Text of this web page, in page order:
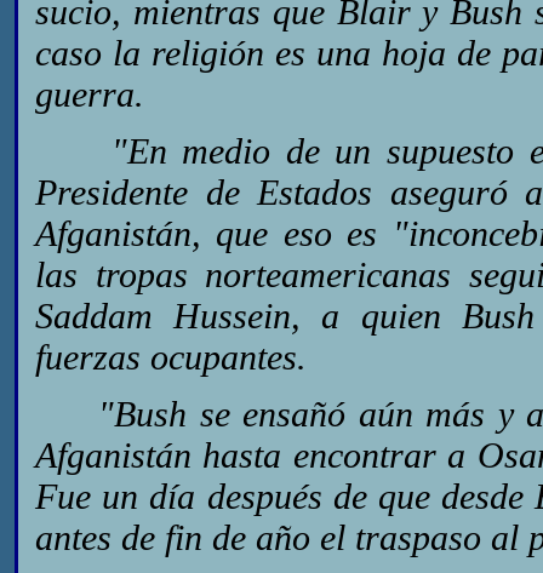
sucio, mientras que Blair y Bush
caso la religión es una hoja de
guerra.
"En medio de un supuesto
Presidente de Estados
Afganistán, que eso es
las tropas norteamericanas
Saddam Hussein, a quien
fuerzas ocupantes.
"Bush se ensañó aún más y
Afganistán hasta encontrar a
Fue un día después de que
antes de fin de año el traspaso al